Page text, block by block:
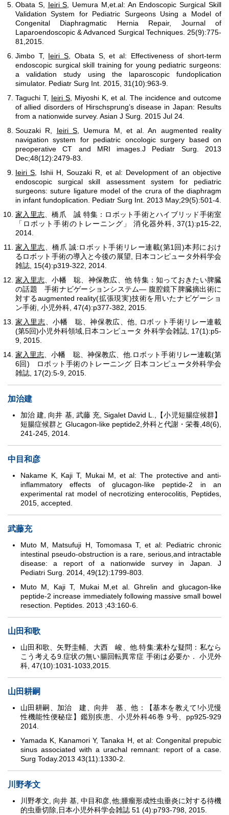
Obata S, Ieiri S , Uemura M,et.al: An Endoscopic Surgical Skill
Validation System for Pediatric Surgeons Using a Model of
Congenital Diaphragmatic Hernia Repair, Journal of
Laparoendoscopic & Advanced Surgical Techniques. 25(9):775-
81,2015.
Jimbo T, Ieiri S , Obata S, et al: Effectiveness of short-term
endoscopic surgical skill training for young pediatric surgeons:
a validation study using the laparoscopic fundoplication
simulator. Pediatr Surg Int. 2015, 31(10):963-9.
Taguchi T, Ieiri S , Miyoshi K, et al. The incidence and outcome
of allied disorders of Hirschsprung’s disease in Japan: Results
from a nationwide survey. Asian J Surg. 2015 Jul 24.
Souzaki R, Ieiri S, Uemura M, et al. An augmented reality
navigation system for pediatric oncologic surgery based on
preoperative CT and MRI images.J Pediatr Surg. 2013
Dec;48(12):2479-83.
Ieiri S , Ishii H, Souzaki R, et al: Development of an objective
endoscopic surgical skill assessment system for pediatric
surgeons: suture ligature model of the crura of the diaphragm
in infant fundoplication. Pediatr Surg Int. 2013 May;29(5):501-4.
家入里志 、橋爪 誠 特集：ロボット手術とハイブリッド手術室
「ロボット手術のトレーニング」 消化器外科, 37(1):p15-22,
2014.
家入里志 、橋爪 誠:ロボット手術リレー連載(第1回)本邦におけ
るロボット手術の導入と今後の展望, 日本コンピュータ外科学会
雑誌, 15(4):p319-322, 2014.
家入里志 、小幡 聡、神保教広、他 特集：知っておきたい脾臓
の話題 手術ナビゲーションシステム― 腹腔鏡下脾臓摘出術に
対するaugmented reality(拡張現実)技術を用いたナビゲーショ
ン手術, 小児外科, 47(4):p377-382, 2015.
家入里志 、小幡 聡、神保教広、他, ロボット手術リレー連載
(第5回)小児外科領域,日本コンピュータ 外科学会雑誌, 17(1):p5-
9, 2015.
家入里志 、小幡 聡、神保教広、他.ロボット手術リレー連載(第
6回) ロボット手術のトレーニング 日本コンピュータ外科学会
雑誌, 17(2):5-9, 2015.
加治建
加治 建, 向井 基, 武藤 充, Sigalet David L.,【小児短腸症候群】
短腸症候群と Glucagon-like peptide2,外科と代謝・栄養,48(6),
241-245, 2014.
中目和彦
Nakame K, Kaji T, Mukai M, et al: The protective and anti-
inflammatory effects of glucagon-like peptide-2 in an
experimental rat model of necrotizing enterocolitis, Peptides,
2015, accepted.
武藤充
Muto M, Matsufuji H, Tomomasa T, et al: Pediatric chronic
intestinal pseudo-obstruction is a rare, serious,and intractable
disease: a report of a nationwide survey in Japan. J
Pediatri Surg. 2014, 49(12):1799-803.
Muto M, Kaji T, Mukai M,et al. Ghrelin and glucagon-like
peptide-2 increase immediately following massive small bowel
resection. Peptides. 2013 ;43:160-6.
山田和歌
山田和歌、矢野圭輔、大西 峻、他.特集:素朴な疑問：私なら
こう考える9.症状の無い腸回転異常症 手術は必要か． 小児外
科, 47(10):1031-1033,2015.
山田耕嗣
山田耕嗣、加治 建、向井 基、他：【基本を教えて!小児慢
性機能性便秘症】鑑別疾患、小児外科46巻 9号、pp925-929
2014.
Yamada K, Kanamori Y, Tanaka H, et al: Congenital prepubic
sinus associated with a urachal remnant: report of a case.
Surg Today.2013 43(11):1330-2.
川野孝文
川野孝文, 向井 基, 中目和彦,他;腫瘤形成性虫垂炎に対する待機
的虫垂切除,日本小児外科学会雑誌 51 (4):p793-798, 2015.